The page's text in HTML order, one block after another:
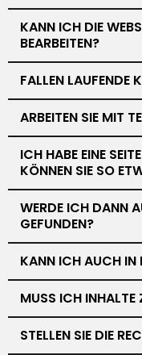
KANN ICH DIE
BEARBEITEN?
FALLEN LAUFENDE
ARBEITEN SIE MIT
ICH HABE EINE
KÖNNEN SIE SO
WERDE ICH DANN
GEFUNDEN?
KANN ICH AUCH IN
MUSS ICH INHALTE
STELLEN SIE DIE